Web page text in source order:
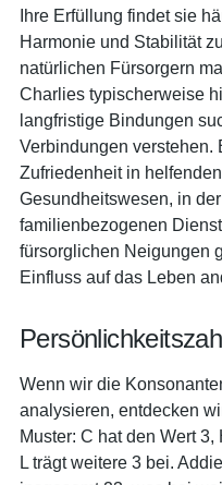
Ihre Erfüllung findet sie
Harmonie und Stabilität
natürlichen Fürsorgern
Charlies typischerweise
langfristige Bindungen
Verbindungen verstehen.
Zufriedenheit in
Gesundheitswesen, in
familienbezogenen
fürsorglichen Neigungen
Einfluss auf das Leben
Wenn wir die
analysieren, entdecken
Muster: C hat den Wert
L trägt weitere 3 bei.